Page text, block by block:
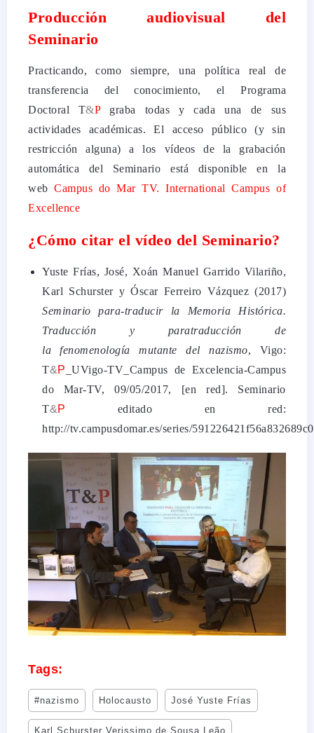
Producción audiovisual del
Seminario
Practicando, como siempre, una política real de
transferencia del conocimiento, el Programa
Doctoral T&Pgraba todas y cada una de sus
actividades académicas. El acceso público (y sin
restricción alguna) a los vídeos de la grabación
automática del Seminario está disponible en la
webCampus do Mar TV. International Campus of
Excellence
¿Cómo citar el vídeo del Seminario?
Yuste Frías, José, Xoán Manuel Garrido Vilariño,
Karl Schurster y Óscar Ferreiro Vázquez (2017)
Seminariopara-traducir la Memoria Histórica.
Traducción y paratraducción de
lafenomenología mutante del nazismo, Vigo:
T&P _UVigo-TV_Campus de Excelencia-Campus
do Mar-TV, 09/05/2017, [en red]. Seminario
T&P editado en red:
http://tv.campusdomar.es/series/
Tags:
#nazismo Holocausto José Yuste Frías
Karl Schurster Verissimo de Sousa Leão